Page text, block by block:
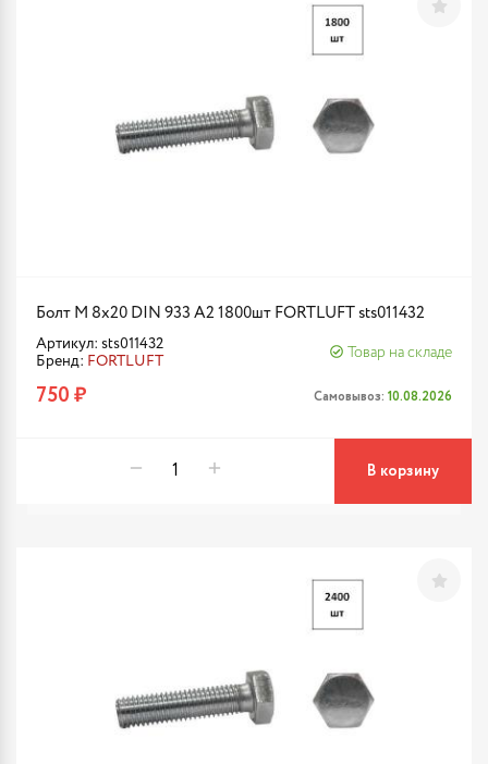
Болт М 8х20 DIN 933 A2 1800шт FORTLUFT sts011432
Артикул: sts011432
Бренд: FORTLUFT
Товар на складе
750 ₽ Самовывоз: 10.08.2026
В корзину